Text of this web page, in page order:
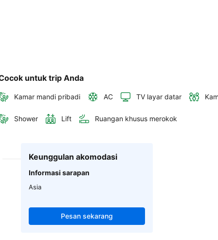
untuk trip Anda
Kamar mandi pribadi AC TV layar datar
Shower Lift Ruangan khusus merokok
Keunggulan akomodasi
Informasi sarapan
Asia
Pesan sekarang